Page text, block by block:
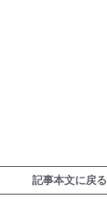
記事本文に戻る